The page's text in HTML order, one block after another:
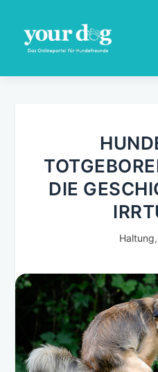
DIE
Haltung,